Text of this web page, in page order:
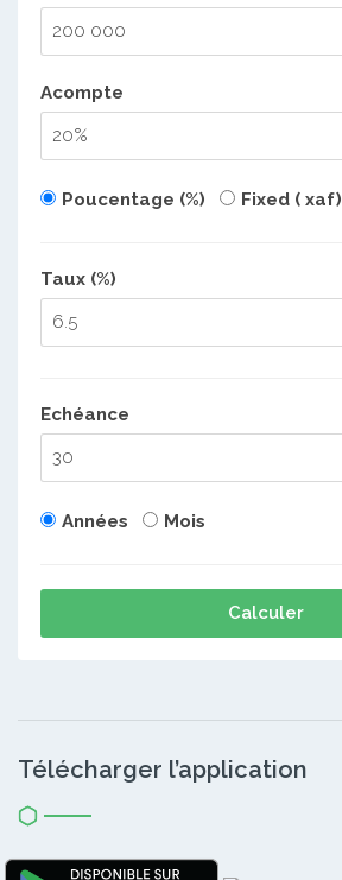
Acompte
Poucentage (%) Fixed ( xaf)
Taux (%)
Echéance
Années Mois
Calculer
Télécharger l’application